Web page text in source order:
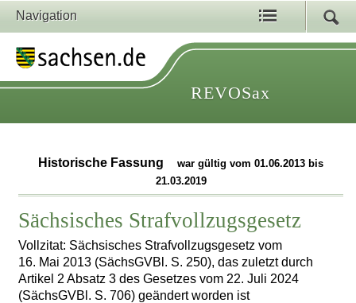
Navigation
REVOSax
Historische Fassung
war gültig vom 01.06.2013 bis
21.03.2019
Sächsisches Strafvollzugsgesetz
Vollzitat: Sächsisches Strafvollzugsgesetz vom
16. Mai 2013 (SächsGVBl. S. 250), das zuletzt durch
Artikel 2 Absatz 3 des Gesetzes vom 22. Juli 2024
(SächsGVBl. S. 706) geändert worden ist